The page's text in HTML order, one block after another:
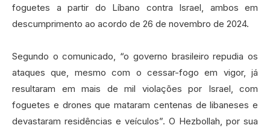
foguetes a partir do Líbano contra Israel, ambos em
descumprimento ao acordo de 26 de novembro de 2024.
Segundo o comunicado, “o governo brasileiro repudia os
ataques que, mesmo com o cessar-fogo em vigor, já
resultaram em mais de mil violações por Israel, com
foguetes e drones que mataram centenas de libaneses e
devastaram residências e veículos”. O Hezbollah, por sua